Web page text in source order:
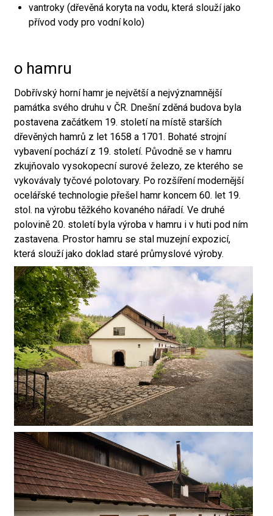
vantroky (dřevěná koryta na vodu, která slouží jako
přívod vody pro vodní kolo)
o hamru
Dobřívský horní hamr je největší a nejvýznamnější
památka svého druhu v ČR. Dnešní zděná budova byla
postavena začátkem 19. století na místě starších
dřevěných hamrů z let 1658 a 1701. Bohaté strojní
vybavení pochází z 19. století. Původně se v hamru
zkujňovalo vysokopecní surové železo, ze kterého se
vykovávaly tyčové polotovary. Po rozšíření modernější
ocelářské technologie přešel hamr koncem 60. let 19.
stol. na výrobu těžkého kovaného nářadí. Ve druhé
polovině 20. století byla výroba v hamru i v huti pod ním
zastavena. Prostor hamru se stal muzejní expozicí,
která slouží jako doklad staré průmyslové výroby.